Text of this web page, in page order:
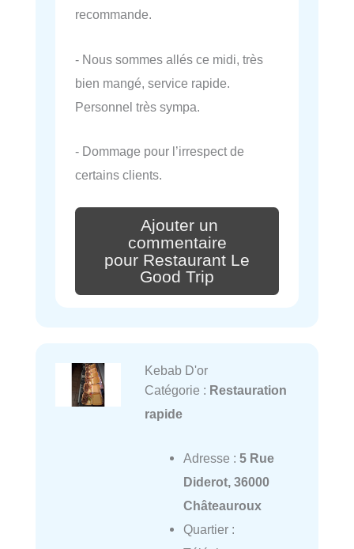
recommande.
- Nous sommes allés ce midi, très
bien mangé, service rapide.
Personnel très sympa.
- Dommage pour l’irrespect de
certains clients.
Ajouter un
commentaire
pour Restaurant Le
Good Trip
Kebab D'or
Catégorie : Restauration
rapide
Adresse : 5 Rue
Diderot, 36000
Châteauroux
Quartier :